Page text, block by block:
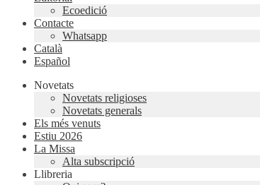
Ecoedició
Contacte
Whatsapp
Català
Español
Novetats
Novetats religioses
Novetats generals
Els més venuts
Estiu 2026
La Missa
Alta subscripció
Llibreria